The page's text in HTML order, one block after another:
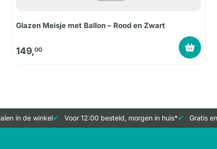
Glazen Meisje met Ballon – Rood en Zwart
149,00
in de winkel Voor 12:00 besteld, morgen in huis* Gratis